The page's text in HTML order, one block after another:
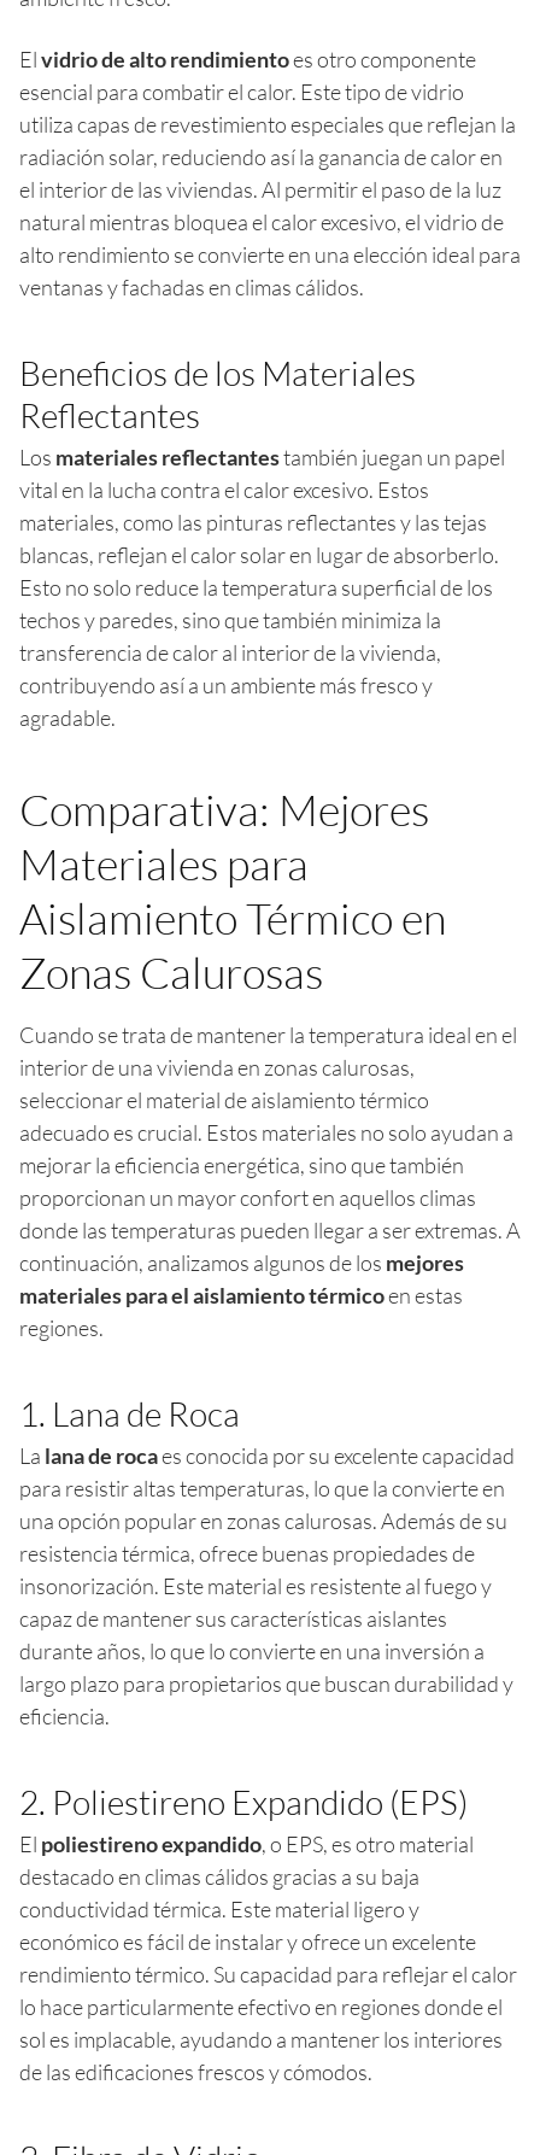
Elvidrio de alto rendimientoes otro componente
esencial para combatir el calor. Este tipo de vidrio
utiliza capas de revestimiento especiales que reflejan la
radiación solar, reduciendo así la ganancia de calor en
el interior de las viviendas. Al permitir el paso de la luz
natural mientras bloquea el calor excesivo, el vidrio de
alto rendimiento se convierte en una elección ideal para
ventanas y fachadas en climas cálidos.
Beneficios de los Materiales
Reflectantes
Los materiales reflectantestambién juegan un papel
vital en la lucha contra el calor excesivo. Estos
materiales, como las pinturas reflectantes y las tejas
blancas, reflejan el calor solar en lugar de absorberlo.
Esto no solo reduce la temperatura superficial de los
techos y paredes, sino que también minimiza la
transferencia de calor al interior de la vivienda,
contribuyendo así a un ambiente más fresco y
agradable.
Comparativa: Mejores
Materiales para
Aislamiento Térmico en
Zonas Calurosas
Cuando se trata de mantener la temperatura ideal en el
interior de una vivienda en zonas calurosas,
seleccionar el material de aislamiento térmico
adecuado es crucial. Estos materiales no solo ayudan a
mejorar la eficiencia energética, sino que también
proporcionan un mayor confort en aquellos climas
donde las temperaturas pueden llegar a ser extremas. A
continuación, analizamos algunos de los mejores
materiales para el aislamiento térmicoen estas
regiones.
1. Lana de Roca
La lana de rocaes conocida por su excelente capacidad
para resistir altas temperaturas, lo que la convierte en
una opción popular en zonas calurosas. Además de su
resistencia térmica, ofrece buenas propiedades de
insonorización. Este material es resistente al fuego y
capaz de mantener sus características aislantes
durante años, lo que lo convierte en una inversión a
largo plazo para propietarios que buscan durabilidad y
eficiencia.
2. Poliestireno Expandido (EPS)
El poliestireno expandido, o EPS, es otro material
destacado en climas cálidos gracias a su baja
conductividad térmica. Este material ligero y
económico es fácil de instalar y ofrece un excelente
rendimiento térmico. Su capacidad para reflejar el calor
lo hace particularmente efectivo en regiones donde el
sol es implacable, ayudando a mantener los interiores
de las edificaciones frescos y cómodos.